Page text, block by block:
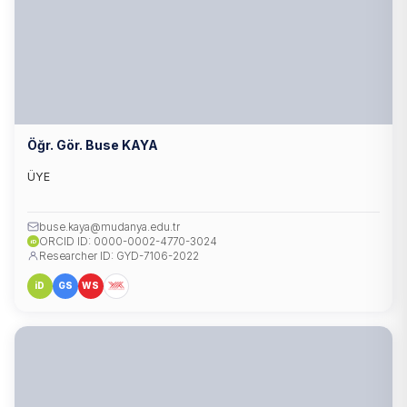
Öğr. Gör. Buse KAYA
ÜYE
buse.kaya@mudanya.edu.tr
iD ORCID ID: 0000-0002-4770-3024
Researcher ID: GYD-7106-2022
iD GS WS